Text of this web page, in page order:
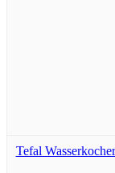
Tefal